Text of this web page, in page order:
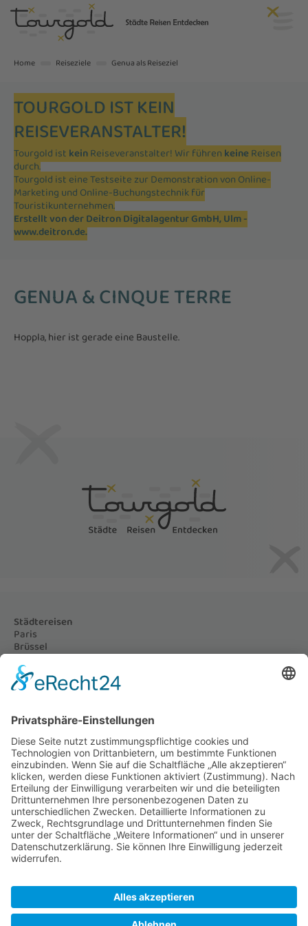
Home Reiseziele Genua als Reiseziel
TOURGOLD IST KEIN
REISEVERANSTALTER!
Tourgold ist keinReiseveranstalter! Wir führen keineReisen
durch.
Tourgold ist eine Testseite zur Demonstration von Online-
Marketing und Online-Buchungstechnik für
Touristikunternehmen.
Erstellt von der Deitron Digitalagentur GmbH, Ulm -
www.deitron.de.
GENUA & CINQUE TERRE
Hoppla, hier ist gerade eine Baustelle.
Städtereisen
Paris
Brüssel
Prag
Nizza und Monaco
London
Reiseziele
Paris als Reiseziel
Brüssel als Reiseziel
Prag als Reiseziel
Nizza und Monaco als Reiseziel
London als Reiseziel
Amsterdam als Reiseziel
Genua als Reiseziel
Kontakt
© 2021 - 2026 Tourgold GmbH